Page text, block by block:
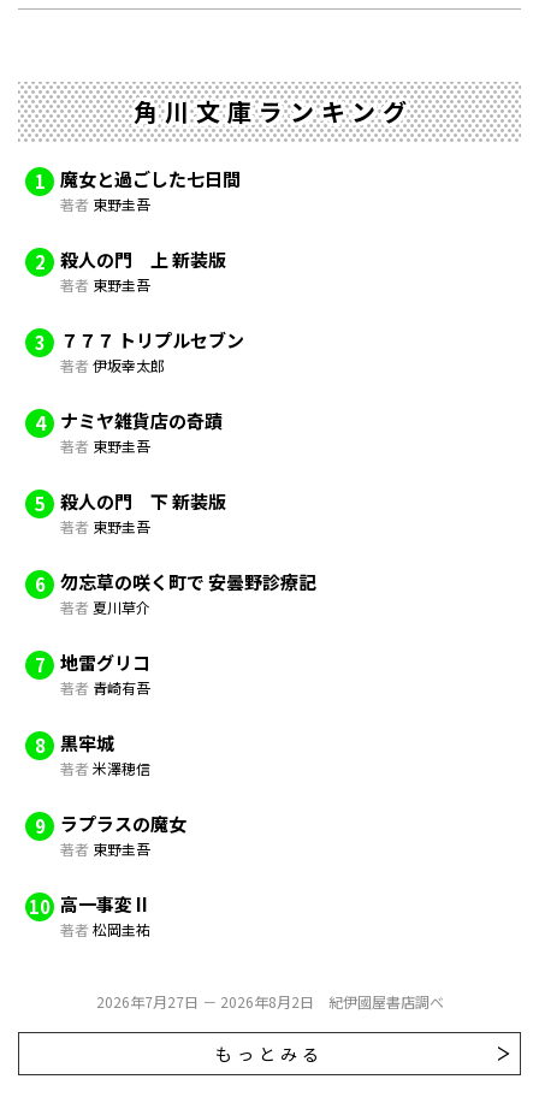
角川文庫ランキング
1 魔女と過ごした七日間
著者 東野圭吾
2 殺人の門 上 新装版
著者 東野圭吾
3 ７７７ トリプルセブン
著者 伊坂幸太郎
4 ナミヤ雑貨店の奇蹟
著者 東野圭吾
5 殺人の門 下 新装版
著者 東野圭吾
6 勿忘草の咲く町で 安曇野診療記
著者 夏川草介
7 地雷グリコ
著者 青崎有吾
8 黒牢城
著者 米澤穂信
9 ラプラスの魔女
著者 東野圭吾
10 高一事変 II
著者 松岡圭祐
2026年7月27日 － 2026年8月2日 紀伊國屋書店調べ
もっとみる